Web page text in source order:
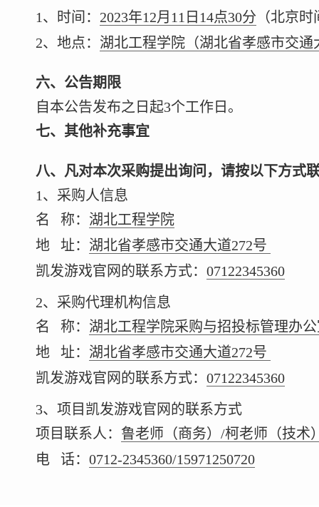
1、时间： 2023年12月11日14点30分 （北京时
2、地点： 湖北工程学院（湖北省孝感市交通
六、公告期限
自本公告发布之日起3个工作日。
七、其他补充事宜
八、凡对本次采购提出询问，请按以下方式
1、采购人信息
名 称： 湖北工程学院
地 址： 湖北省孝感市交通大道272号
凯发游戏官网的联系方式： 07122345360
2、采购代理机构信息
名 称： 湖北工程学院采购与招投标管理办
地 址： 湖北省孝感市交通大道272号
凯发游戏官网的联系方式： 07122345360
3、项目凯发游戏官网的联系方式
项目联系人： 鲁老师（商务）/柯老师（技术
电 话： 0712-2345360/15971250720